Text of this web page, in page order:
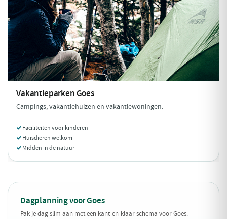
VakantieparkenGoes
Campings, vakantiehuizen en vakantiewoningen.
Faciliteiten voor kinderen
Huisdieren welkom
Midden in de natuur
Dagplanning voor Goes
Pak je dag slim aan met een kant-en-klaar schema voor Goes.